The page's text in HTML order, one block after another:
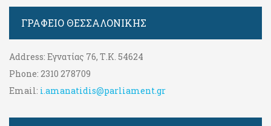
ΓΡΑΦΕΊΟ ΘΕΣΣΑΛΟΝΊΚΗΣ
Address: Εγνατίας 76, Τ.Κ. 54624
Phone: 2310 278709
Email: i.amanatidis@parliament.gr